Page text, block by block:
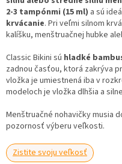
2-3 tampónmi (15 ml) a sú
krvácanie. Pri veľmi silnom
kalíšku, menštruačnej hubke
Classic Bikini sú hladké
zadnou časťou, ktorá zakrýva
vložka je umiestnená iba v
modeloch je vložka dlhšia a
Menštruačné nohavičky musia
pozornosť výberu veľkosti.
Zistite svoju veľkosť